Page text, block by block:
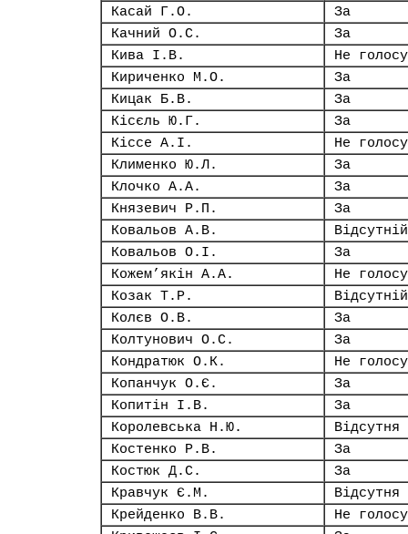
Касай Г.О.
За
Качний О.С.
За
Кива І.В.
Не
Кириченко М.О.
За
Кицак Б.В.
За
Кісєль Ю.Г.
За
Кіссе А.І.
Не
Клименко Ю.Л.
За
Клочко А.А.
За
Князевич Р.П.
За
Ковальов А.В.
Відсутній
Ковальов О.І.
За
Кожем’якін А.А.
Не
Козак Т.Р.
Відсутній
Колєв О.В.
За
Колтунович О.С.
За
Кондратюк О.К.
Не
Копанчук О.Є.
За
Копитін І.В.
За
Королевська Н.Ю.
Відсутня
Костенко Р.В.
За
Костюк Д.С.
За
Кравчук Є.М.
Відсутня
Крейденко В.В.
Не